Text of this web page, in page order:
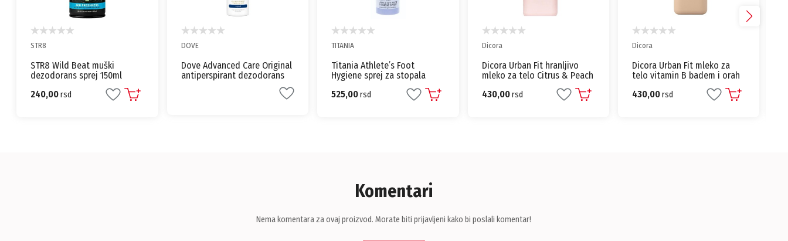
DOVE
Dove Advanced Care Original
antiperspirant dezodorans
TITANIA
Titania Athlete’s Foot
Hygiene sprej za stopala
Dicora
Dicora Urban Fit hranljivo
mleko za telo Citrus & Peach
430,00rsd
Dicora
Dicora Urban Fit mleko za
telo vitamin B badem i orah
430,00rsd
DOVE
Dove Purely Pampering Shea
Butter Beauty Cream sapun
105,00rsd
Komentari
Nema komentara za ovaj proizvod. Morate biti prijavljeni kako bi poslali komentar!